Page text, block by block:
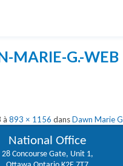
MARIE-G.-WEB
à 893 × 1156 dansDawn Marie
National Office
28 Concourse Gate, Unit 1,